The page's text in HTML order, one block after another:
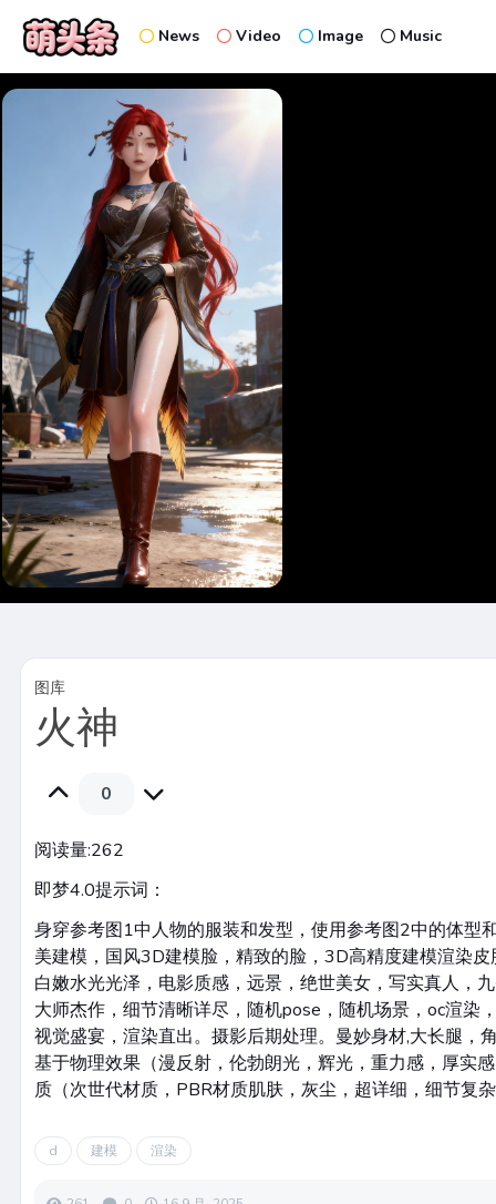
News Video Image Music
图库
火神
0
阅读量:262
即梦4.0提示词：
身穿参考图1中人物的服装和发型，使用参考图2中的体型
美建模，国风3D建模脸，精致的脸，3D高精度建模渲染
白嫩水光光泽，电影质感，远景，绝世美女，写实真人，
大师杰作，细节清晰详尽，随机pose，随机场景，oc渲染
视觉盛宴，渲染直出。摄影后期处理。曼妙身材,大长腿，
基于物理效果（漫反射，伦勃朗光，辉光，重力感，厚实
质（次世代材质，PBR材质肌肤，灰尘，超详细，细节复
d 建模 渲染